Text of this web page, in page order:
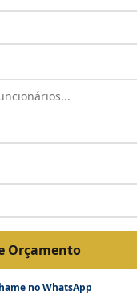
Orçamento
no WhatsApp